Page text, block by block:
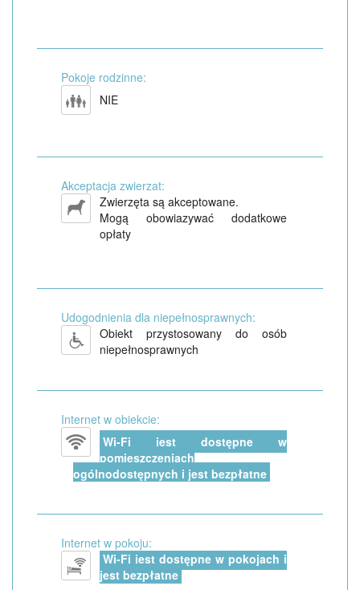
Pokoje rodzinne:
NIE
Akceptacja zwierzat:
Zwierzęta są akceptowane.
Mogą obowiazywać dodatkowe
opłaty
Udogodnienia dla niepełnosprawnych:
Obiekt przystosowany do osób
niepełnosprawnych
Internet w obiekcie:
Wi-Fi jest dostępne w
pomieszczeniach
ogólnodostępnych i jest bezpłatne
Internet w pokoju:
Wi-Fi jest dostępne w pokojach i
jest bezpłatne